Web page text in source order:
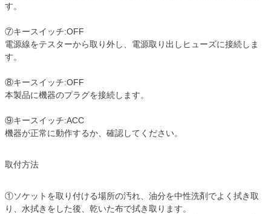
す。
⑦キースイッチ:OFF
電源線をテスターから取り外し、電源取り出しヒューズに接続しま
す。
⑧キースイッチ:OFF
本製品に機器のプラグを接続します。
⑨キースイッチ:ACC
機器が正常に動作するか、確認してください。
取付方法
①ソケットを取り付ける場所の汚れ、油分を中性洗剤でよく拭き取
り、水拭きをした後、乾いた布で拭き取ります。